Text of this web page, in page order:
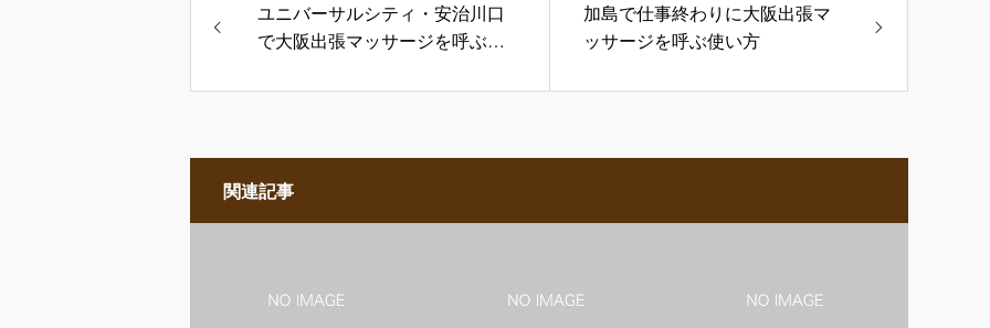
ユニバーサルシティ・安治川口
で大阪出張マッサージを呼ぶ前
加島で仕事終わりに大阪出張マ
ッサージを呼ぶ使い方
関連記事